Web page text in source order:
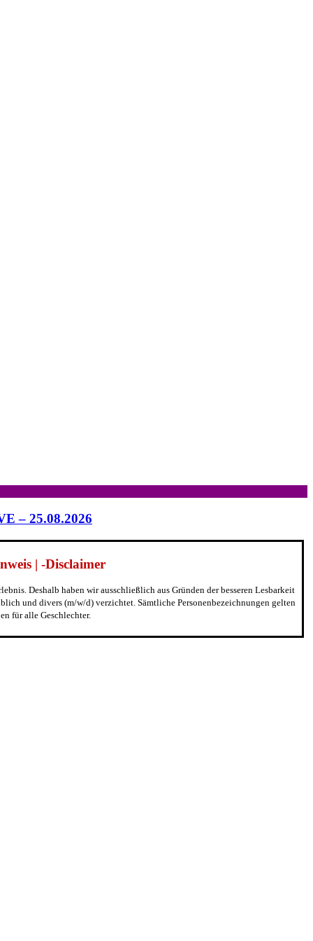
– 25.08.2026
| -Disclaimer
Deshalb haben wir ausschließlich aus Gründen der besseren Lesbarkeit
und divers (m/w/d) verzichtet. Sämtliche Personenbezeichnungen gelten
für alle Geschlechter.